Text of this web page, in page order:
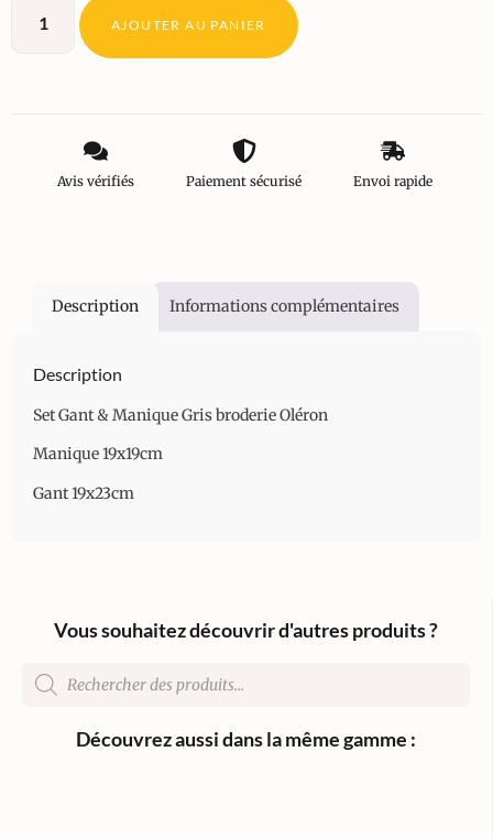
AJOUTER AU PANIER
Avis vérifiés Paiement sécurisé Envoi rapide
Description Informations complémentaires
Description
Set Gant & Manique Gris broderie Oléron
Manique 19x19cm
Gant 19x23cm
Vous souhaitez découvrir d'autres produits ?
Découvrez aussi dans la même gamme :